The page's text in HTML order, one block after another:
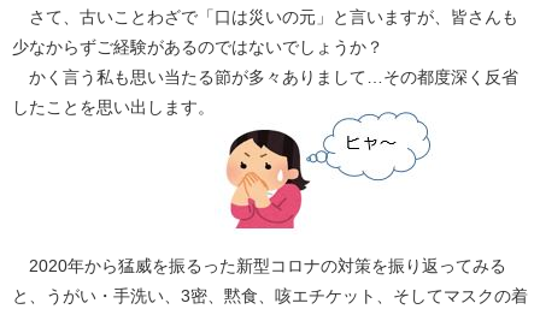
さて、古いことわざで「口は災いの元」と言いますが、皆さんも
少なからずご経験があるのではないでしょうか？
かく言う私も思い当たる節が多々ありまして…その都度深く反省
したことを思い出します。
2020年から猛威を振るった新型コロナの対策を振り返ってみる
と、うがい・手洗い、3密、黙食、咳エチケット、そしてマスクの着